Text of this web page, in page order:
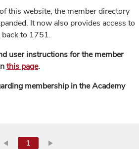
this website, the member directory
It now also provides access to
to 1751.
user instructions for the member
this page.
membership in the Academy
1